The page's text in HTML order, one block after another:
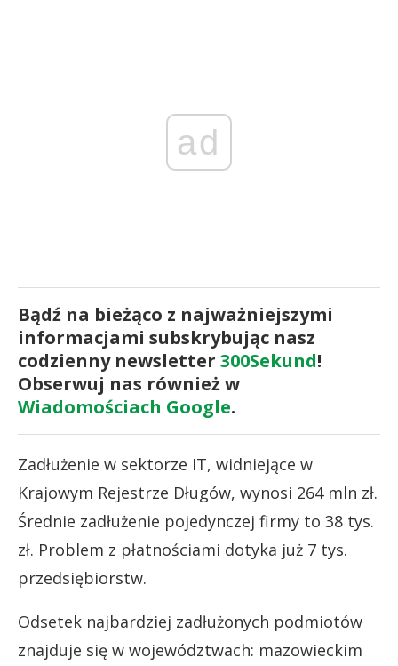
ad
Bądź na bieżąco z najważniejszymi
informacjami subskrybując nasz
codzienny newsletter 300Sekund!
Obserwuj nas również w
Wiadomościach Google.
Zadłużenie w sektorze IT, widniejące w
Krajowym Rejestrze Długów, wynosi 264 mln zł.
Średnie zadłużenie pojedynczej firmy to 38 tys.
zł. Problem z płatnościami dotyka już 7 tys.
przedsiębiorstw.
Odsetek najbardziej zadłużonych podmiotów
znajduje się w województwach: mazowieckim